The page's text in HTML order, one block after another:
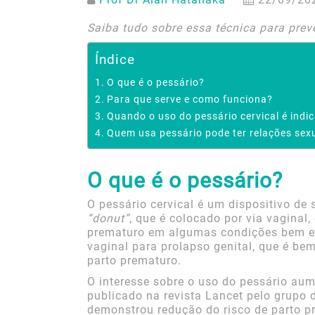
Saiba tudo sobre essa técnica para
Índice
O que é o pessário?
Para que serve e como funciona?
Quando o uso do pessário cervical é
Quem usa pessário pode ter relações
O que é o pessário?
O pessário cervical é um dispositivo de
“donut”, que é colocado por via
prematuro em algumas condições bem
vaginal para prolapso genital, que é
parto prematuro.
O interesse sobre o uso do pessário
publicado na revista Lancet pelo grupo
demonstrou redução do risco de parto